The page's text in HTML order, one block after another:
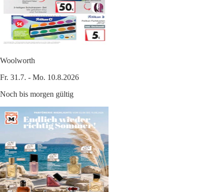
Woolworth
Fr. 31.7. - Mo. 10.8.2026
Noch bis morgen gültig